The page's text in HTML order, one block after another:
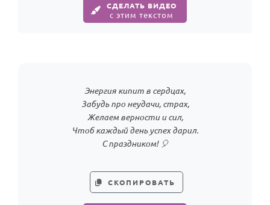
СДЕЛАТЬ ВИДЕО
с этим текстом
Энергия кипит в сердцах,
Забудь про неудачи, страх,
Желаем верности и сил,
Чтоб каждый день успех дарил.
С праздником! 🎈
СКОПИРОВАТЬ